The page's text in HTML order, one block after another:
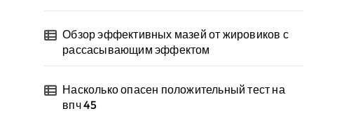
Обзор эффективных мазей от жировиков с
рассасывающим эффектом
Насколько опасен положительный тест на
впч 45